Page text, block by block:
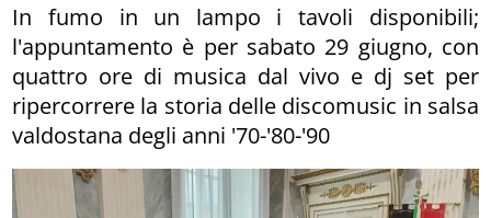
In fumo in un lampo i tavoli disponibili;
l'appuntamento è per sabato 29 giugno, con
quattro ore di musica dal vivo e dj set per
ripercorrere la storia delle discomusic in salsa
valdostana degli anni '70-'80-'90